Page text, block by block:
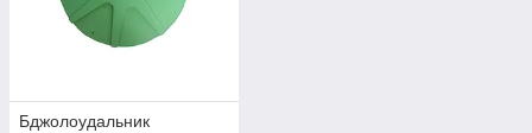
Бджолоудальник